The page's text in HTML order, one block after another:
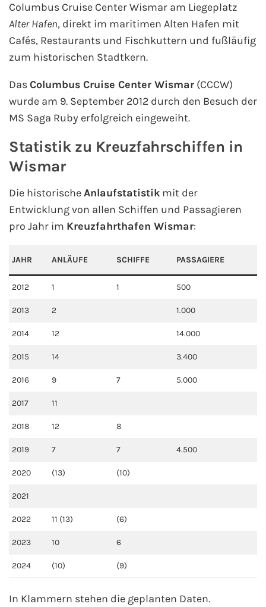
Plantours Flusskreuzfahrten
1AVista Flusskreuzfahrten
Phoenix Reisen Flusskreuzfahrten
Last Minute Flusskreuzfahrten
Fähren
Fähre buchen
Color Line
DFDS Seaways
Finnlines
FRS Baltic
Stena Line
Fähre nach Dänemark
Fähre nach Finnland
Fähre nach Lettland
Wissenswertes
Columbus Cruise Center Wismar am Liegeplatz
Alter Hafen, direkt im maritimen Alten Hafen mit
Cafés, Restaurants und Fischkuttern und fußläufig
zum historischen Stadtkern.
Das Columbus Cruise Center Wismar (CCCW)
wurde am 9. September 2012 durch den Besuch der
MS Saga Ruby erfolgreich eingeweiht.
Statistik zu Kreuzfahrschiffen in
Wismar
Die historischeAnlaufstatistik mit der
Entwicklung von allen Schiffen und Passagieren
pro Jahr im Kreuzfahrthafen Wismar:
JAHR ANLÄUFE SCHIFFE PASSAGIERE
2012 1 1 500
2013 2 1.000
2014 12 14.000
2015 14 3.400
2016 9 7 5.000
2017 11
2018 12 8
2019 7 7 4.500
2020 (13) (10)
2021
2022 11 (13) (6)
2023 10 6
2024 (10) (9)
In Klammern stehen die geplanten Daten.